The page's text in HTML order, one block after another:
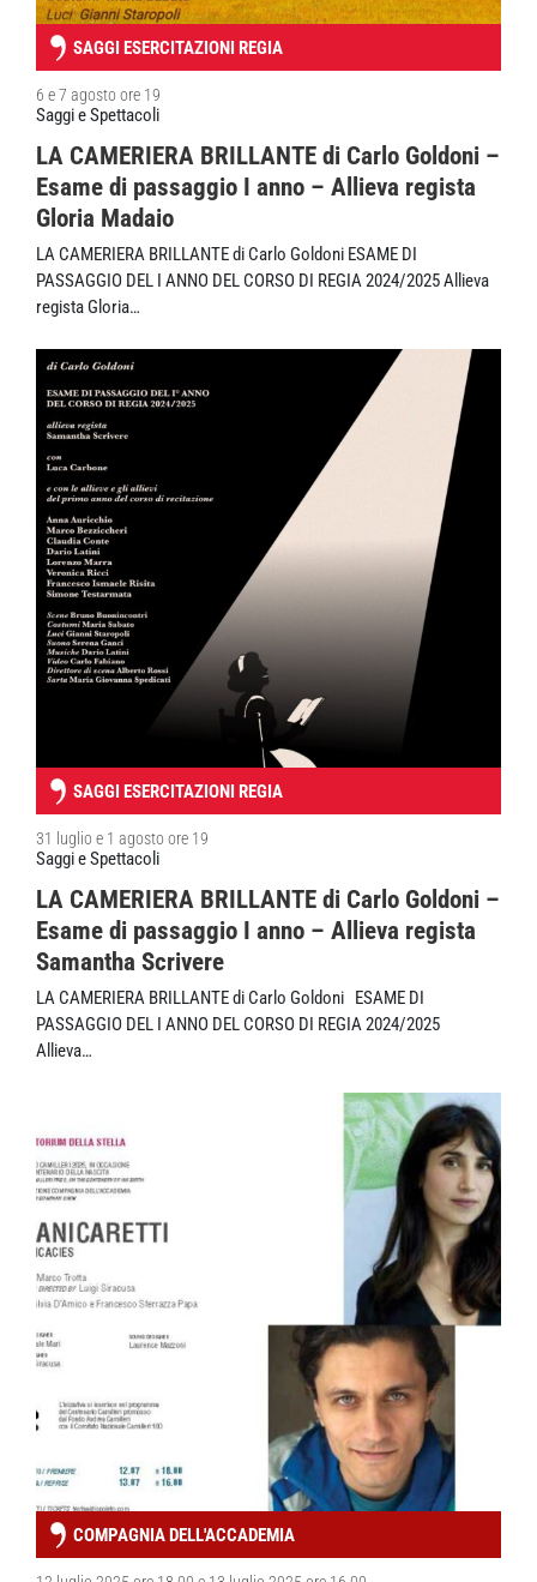
SAGGI ESERCITAZIONI REGIA
6 e 7 agosto ore 19
Saggi e Spettacoli
LA CAMERIERA BRILLANTE di Carlo Goldoni –
Esame di passaggio I anno – Allieva regista
Gloria Madaio
LA CAMERIERA BRILLANTE di Carlo Goldoni ESAME DI
PASSAGGIO DEL I ANNO DEL CORSO DI REGIA 2024/2025 Allieva
regista Gloria…
SAGGI ESERCITAZIONI REGIA
31 luglio e 1 agosto ore 19
Saggi e Spettacoli
LA CAMERIERA BRILLANTE di Carlo Goldoni –
Esame di passaggio I anno – Allieva regista
Samantha Scrivere
LA CAMERIERA BRILLANTE di Carlo Goldoni ESAME DI
PASSAGGIO DEL I ANNO DEL CORSO DI REGIA 2024/2025
Allieva…
COMPAGNIA DELL'ACCADEMIA